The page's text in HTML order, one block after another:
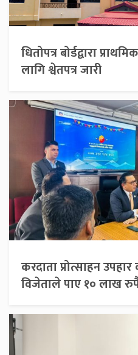
धितोपत्र बोर्डद्वारा
लागि श्वेतपत्र जारी
करदाता प्रोत्साहन
विजेताले पाए १० लाख